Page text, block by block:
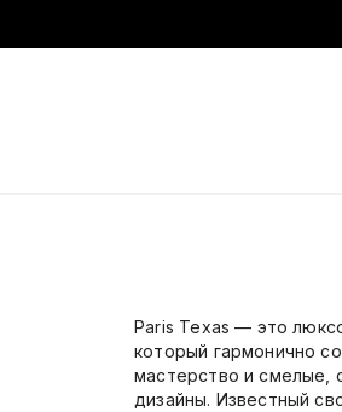
Paris Texas — это
который гармонично
мастерство и смелые,
дизайны. Известный